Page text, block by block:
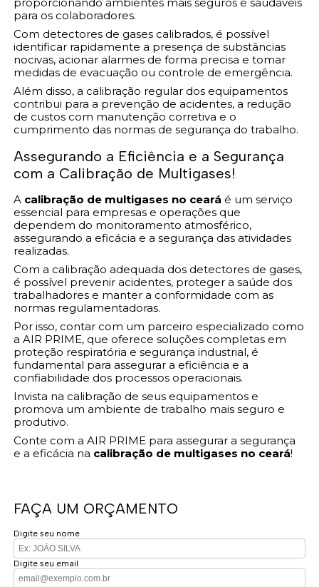
para os colaboradores.
Com detectores de gases calibrados, é possível
identificar rapidamente a presença de substâncias
nocivas, acionar alarmes de forma precisa e tomar
medidas de evacuação ou controle de emergência.
Além disso, a calibração regular dos equipamentos
contribui para a prevenção de acidentes, a redução
de custos com manutenção corretiva e o
cumprimento das normas de segurança do trabalho.
Assegurando a Eficiência e a Segurança
com a Calibração de Multigases!
A calibração de multigases no ceará é um serviço
essencial para empresas e operações que
dependem do monitoramento atmosférico,
assegurando a eficácia e a segurança das atividades
realizadas.
Com a calibração adequada dos detectores de gases,
é possível prevenir acidentes, proteger a saúde dos
trabalhadores e manter a conformidade com as
normas regulamentadoras.
Por isso, contar com um parceiro especializado como
a AIR PRIME, que oferece soluções completas em
proteção respiratória e segurança industrial, é
fundamental para assegurar a eficiência e a
confiabilidade dos processos operacionais.
Invista na calibração de seus equipamentos e
promova um ambiente de trabalho mais seguro e
produtivo.
Conte com a AIR PRIME para assegurar a segurança
e a eficácia na calibração de multigases no ceará!
FAÇA UM ORÇAMENTO
Digite seu nome
Digite seu email